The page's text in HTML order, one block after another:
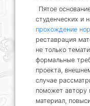
Пятое
студенческих и
прохождение
реставрация
не только
формальные
проекта,
случае
поможет автору
материал,